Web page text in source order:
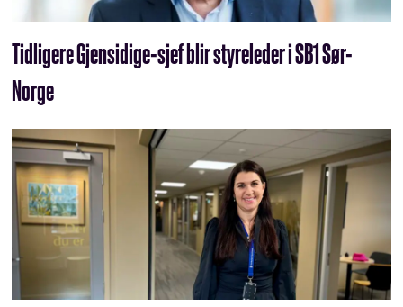
Tidligere Gjensidige-sjef blir styreleder i SB1 Sør-
Norge